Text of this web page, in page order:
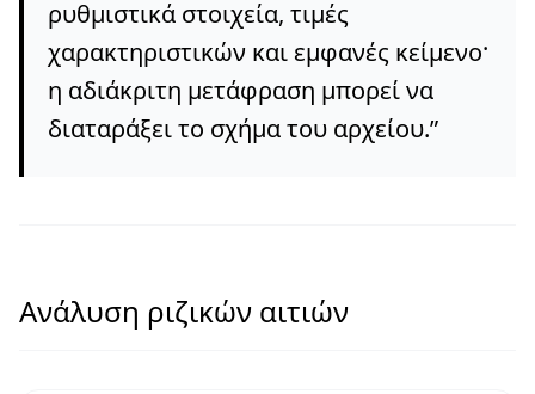
ρυθμιστικά στοιχεία, τιμές
χαρακτηριστικών και εμφανές κείμενο·
η αδιάκριτη μετάφραση μπορεί να
διαταράξει το σχήμα του αρχείου.”
Ανάλυση ριζικών αιτιών